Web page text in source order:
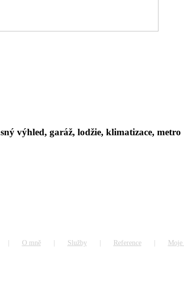
výhled, garáž, lodžie, klimatizace, metro
O mně Služby Reference